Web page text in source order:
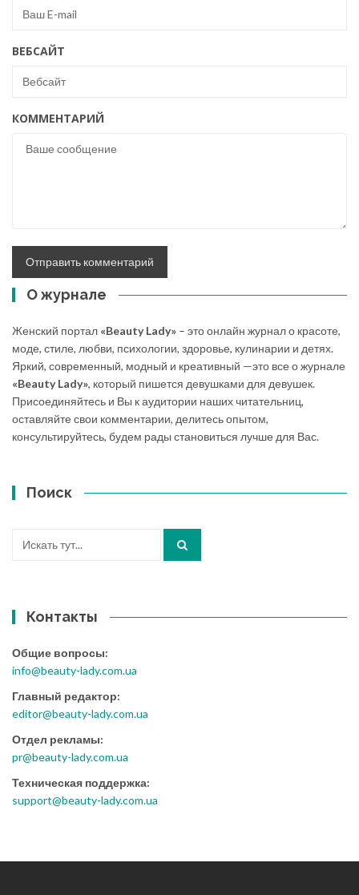
ВЕБСАЙТ
КОММЕНТАРИЙ
О журнале
Женский портал «Beauty Lady» – это онлайн журнал о красоте,
моде, стиле, любви, психологии, здоровье, кулинарии и детях.
Яркий, современный, модный и креативный —это все о журнале
«Beauty Lady», который пишется девушками для девушек.
Присоединяйтесь и Вы к аудитории наших читательниц,
оставляйте свои комментарии, делитесь опытом,
консультируйтесь, будем рады становиться лучше для Вас.
Поиск
Контакты
Общие вопросы:
info@beauty-lady.com.ua
Главный редактор:
editor@beauty-lady.com.ua
Отдел рекламы:
pr@beauty-lady.com.ua
Техническая поддержка:
support@beauty-lady.com.ua